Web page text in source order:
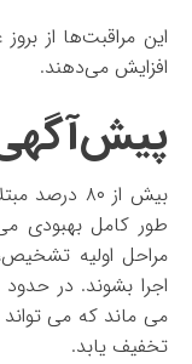
این مراقبت‌ها از
افزایش می‌دهند.
طور کامل بهبودی
مراحل اولیه
می‌ ماند که می‌
تخفیف یابد.